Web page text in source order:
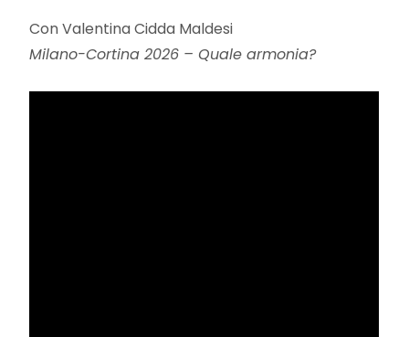
Con Valentina Cidda Maldesi
Milano-Cortina 2026 – Quale armonia?